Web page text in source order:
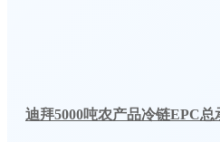
迪拜5000吨农产品冷链EPC总